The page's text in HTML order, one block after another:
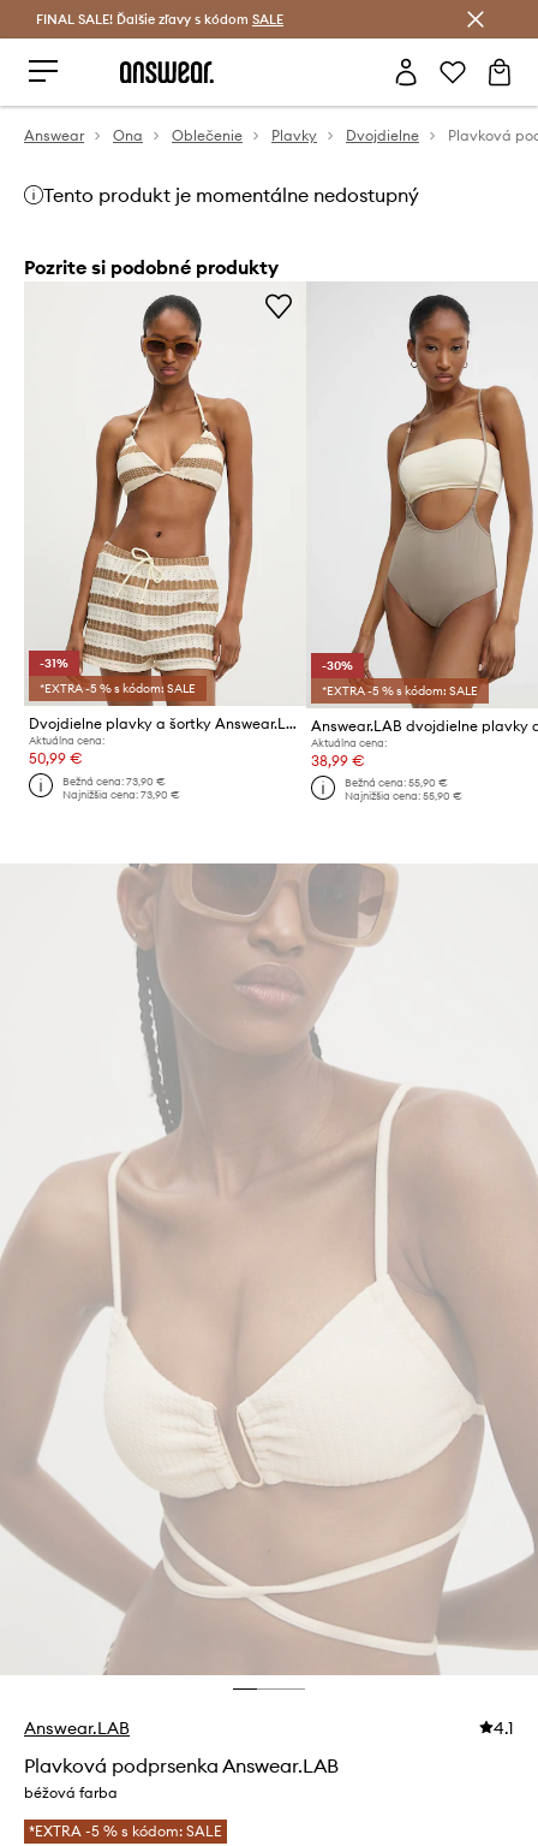
Šetrite s Answear Club >
FINAL SALE! Ďalšie zľavy s kódom SALE
Answear Ona Oblečenie Plavky Dvojdielne
Tento produkt je momentálne nedostupný
Pozrite si podobné produkty
-31%
*EXTRA -5 % s kódom: SALE
Dvojdielne plavky a šortky Answear.LAB
Aktuálna cena:
50,99 €
Bežná cena:73,90 €
Najnižšia cena:73,90 €
-30%
*EXTRA -5 % s kódom: SALE
Aktuálna cena:
38,99 €
Bežná cena: 55,90 €
Najnižšia cena: 55,90 €
Answear.LAB 4.1
Plavková podprsenka Answear.LAB
béžová farba
*EXTRA -5 % s kódom: SALE